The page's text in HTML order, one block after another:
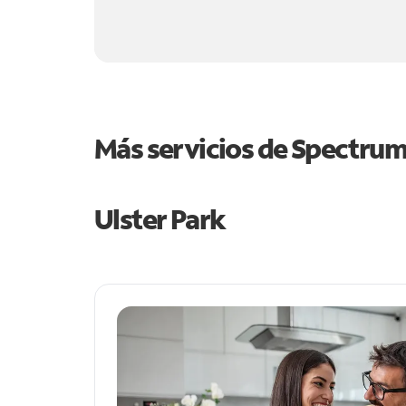
Más servicios de
Ulster Park